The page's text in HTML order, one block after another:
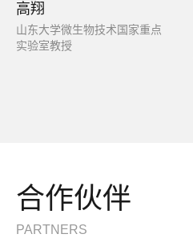
高翔
山东大学微生物技术国家重点
实验室教授
合作伙伴
PARTNERS